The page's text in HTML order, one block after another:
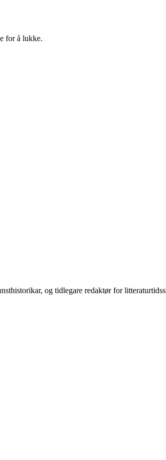
for å lukke.
og tidlegare redaktør for